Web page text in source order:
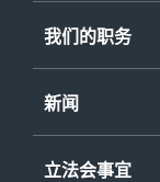
职务
我们的职务
程序覆检委员会
新闻
立法会事宜